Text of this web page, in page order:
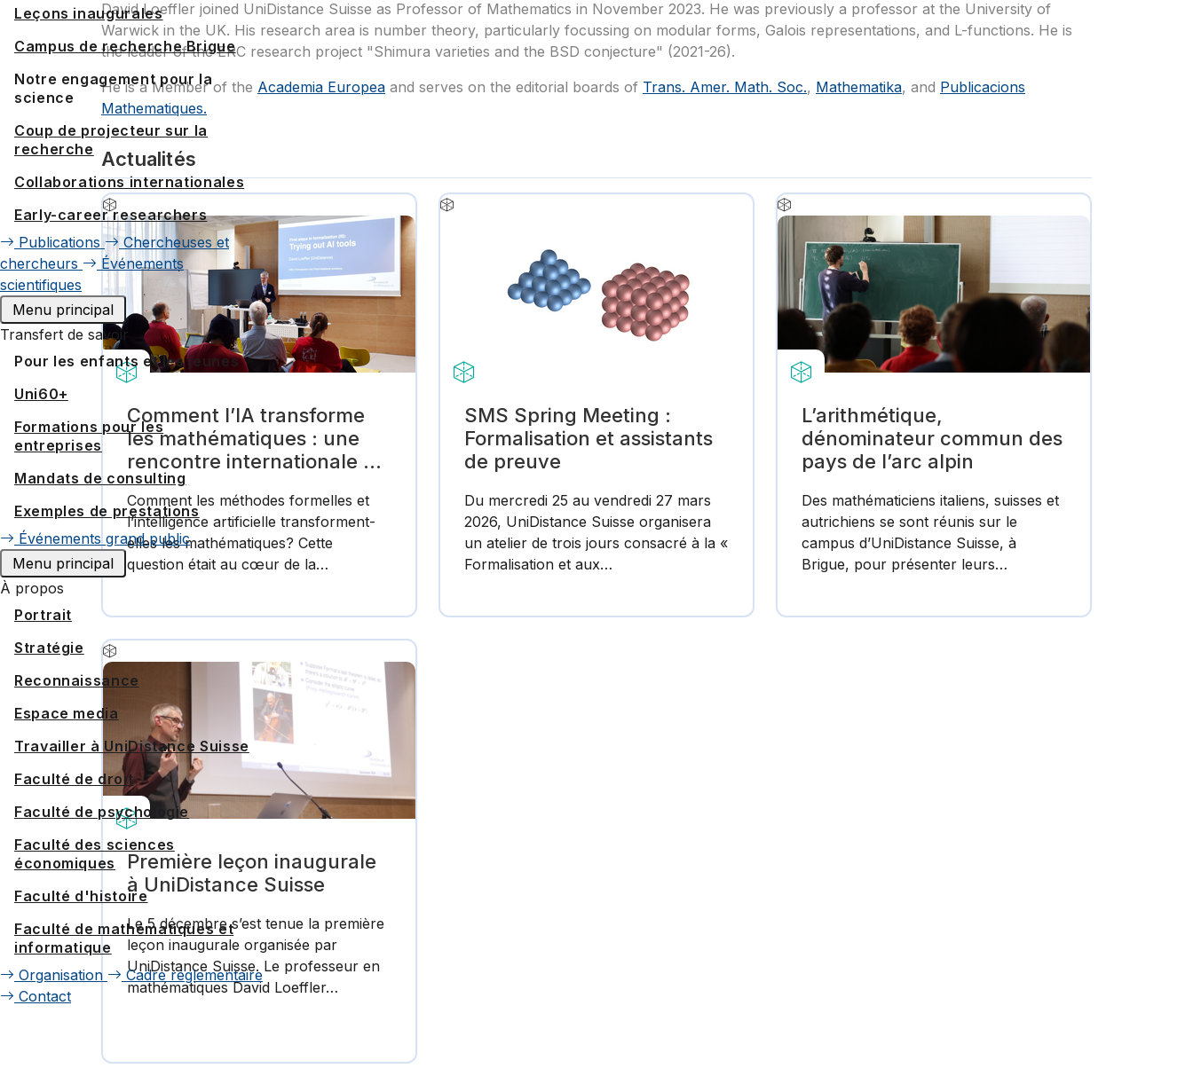
Leçons inaugurales
Campus de recherche Brigue
Notre engagement pour la
science
Coup de projecteur sur la
recherche
Collaborations internationales
Early-career researchers
Publications
Chercheuses et
chercheurs
Événements
scientifiques
Menu principal
Transfert de savoir
Pour les enfants et les jeunes
Uni60+
Formations pour les
entreprises
Mandats de consulting
Exemples de prestations
Événements grand public
Menu principal
À propos
Portrait
Stratégie
Reconnaissance
Espace media
Travailler à UniDistance Suisse
Faculté de droit
Faculté de psychologie
Faculté des sciences
économiques
Faculté d'histoire
Faculté de mathématiques et
informatique
Organisation
Cadre réglementaire
Contact
David Loeffler joined UniDistance Suisse as Professor of Mathematics in November 2023. He was previously a professor at the University of
Warwick in the UK. His research area is number theory, particularly focussing on modular forms, Galois representations, and L-functions. He is
the leader of the ERC research project "Shimura varieties and the BSD conjecture" (2021-26).
He is a Member of the Academia Europea and serves on the editorial boards of Trans. Amer. Math. Soc., Mathematika, and Publicacions
Mathematiques.
Actualités
Comment l’IA transforme
les mathématiques : une
rencontre internationale à
UniDistance Suisse (copie
1)
Comment les méthodes formelles et
l’intelligence artificielle transforment-
elles les mathématiques? Cette
question était au cœur de la…
SMS Spring Meeting :
Formalisation et assistants
de preuve
Du mercredi 25 au vendredi 27 mars
2026, UniDistance Suisse organisera
un atelier de trois jours consacré à la «
Formalisation et aux…
L’arithmétique,
dénominateur commun des
pays de l’arc alpin
Des mathématiciens italiens, suisses et
autrichiens se sont réunis sur le
campus d’UniDistance Suisse, à
Brigue, pour présenter leurs…
Première leçon inaugurale
à UniDistance Suisse
Le 5 décembre s’est tenue la première
leçon inaugurale organisée par
UniDistance Suisse. Le professeur en
mathématiques David Loeffler…